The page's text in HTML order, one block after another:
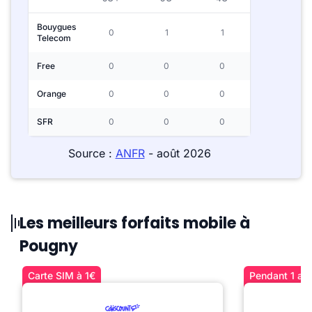
Bouygues
Telecom
0 1 1
Free 0 0 0
Orange 0 0 0
SFR 0 0 0
Source : ANFR- août 2026
Les meilleurs forfaits mobile à
Pougny
Carte SIM à 1€ Pendant 1